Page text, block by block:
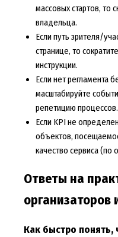
массовых стартов, то
владельца.
Если путь зрителя/
странице, то
инструкции.
Если нет регламента
масштабируйте
репетицию процессов.
Если KPI не
объектов,
качество сервиса (по
Ответы на
организаторов
Как быстро понять,